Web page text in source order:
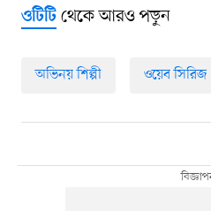
ওটিটিথেকে আরও পড়ুন
অভিনয় শিল্পী ওয়েব সিরিজ